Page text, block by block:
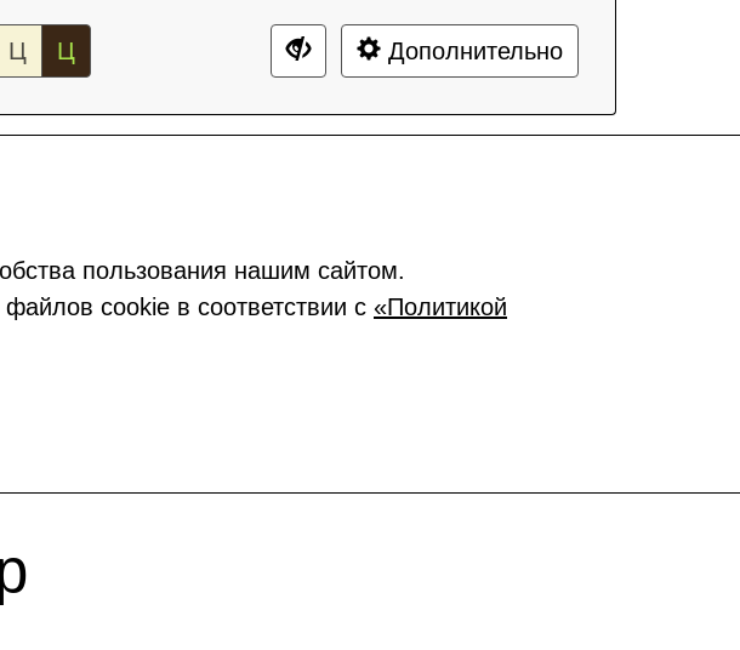
Ц Ц Дополнительно
пользования нашим сайтом.
cookie в соответствии с «Политикой